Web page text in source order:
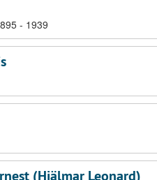
- 1939
(Hjälmar Leonard)